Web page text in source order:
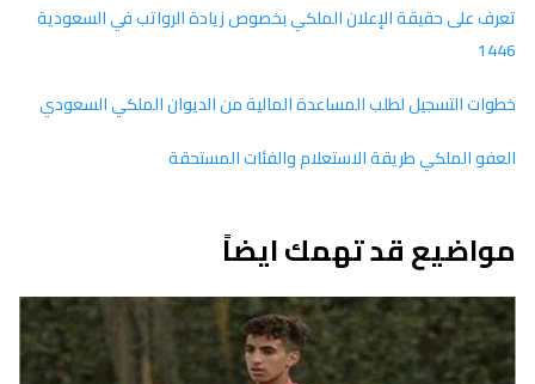
تعرف على حقيقة الإعلان الملكي بخصوص زيادة الرواتب في السعودية
1446
خطوات التسجيل لطلب المساعدة المالية من الديوان الملكي السعودي
العفو الملكي طريقة الاستعلام والفئات المستحقة
مواضيع قد تهمك ايضاً